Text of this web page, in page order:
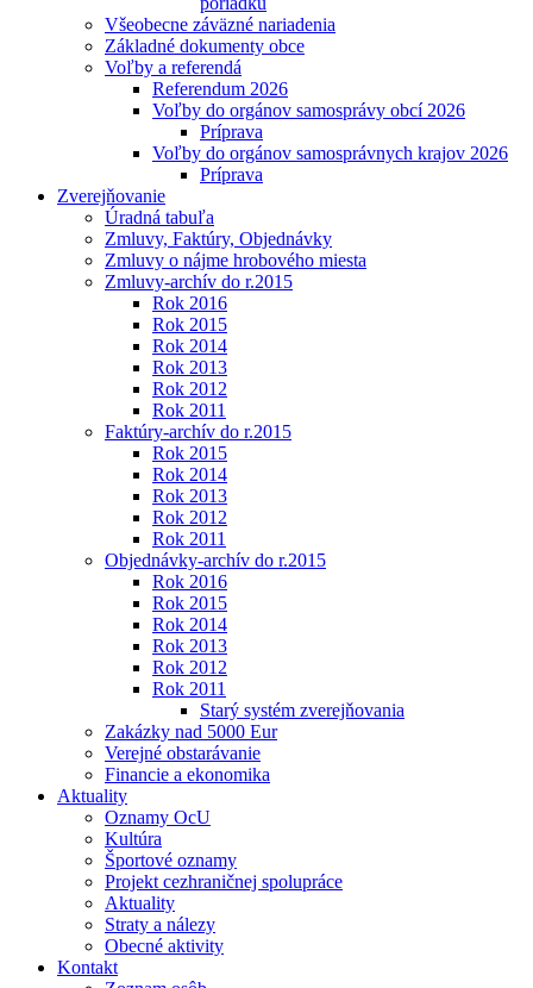
Všeobecne záväzné nariadenia
Základné dokumenty obce
Voľby a referendá
Referendum 2026
Voľby do orgánov samosprávy obcí 2026
Príprava
Voľby do orgánov samosprávnych krajov 2026
Príprava
Zverejňovanie
Úradná tabuľa
Zmluvy, Faktúry, Objednávky
Zmluvy o nájme hrobového miesta
Zmluvy-archív do r.2015
Rok 2016
Rok 2015
Rok 2014
Rok 2013
Rok 2012
Rok 2011
Faktúry-archív do r.2015
Rok 2015
Rok 2014
Rok 2013
Rok 2012
Rok 2011
Objednávky-archív do r.2015
Rok 2016
Rok 2015
Rok 2014
Rok 2013
Rok 2012
Rok 2011
Starý systém zverejňovania
Zakázky nad 5000 Eur
Verejné obstarávanie
Financie a ekonomika
Aktuality
Oznamy OcU
Kultúra
Športové oznamy
Projekt cezhraničnej spolupráce
Aktuality
Straty a nálezy
Obecné aktivity
Kontakt